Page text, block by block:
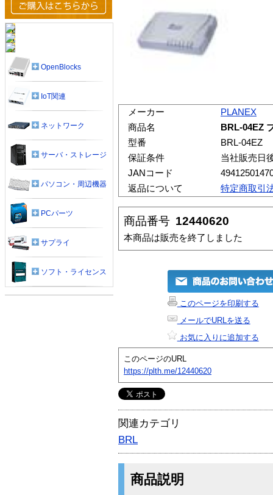
メーカー
PLANEX
商品名
BRL-04EZ
型番
BRL-04EZ
保証条件
当社販売日
JANコード
返品について
特定商取引
商品番号 12440620
本商品は販売を終了しました
このページを印刷する
メールでURLを送る
お気に入りに追加する
このページのURL
https://plth.me/12440620
関連カテゴリ
BRL
商品説明
OpenBlocks
IoT関連
ネットワーク
サーバ・ストレージ
パソコン・周辺機器
PCパーツ
サプライ
ソフト・ライセンス